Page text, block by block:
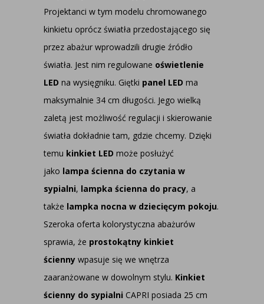
Projektanci w tym modelu chromowanego
kinkietu oprócz światła przedostającego się
przez abażur wprowadzili drugie źródło
światła. Jest nim regulowane oświetlenie
LED na wysięgniku. Giętki panel LED ma
maksymalnie 34 cm długości. Jego wielką
zaletą jest możliwość regulacji i skierowanie
światła dokładnie tam, gdzie chcemy. Dzięki
temu kinkiet LED może posłużyć
jako lampa ścienna do czytania w
sypialni, lampka ścienna do pracy, a
także lampka nocna w dziecięcym pokoju.
Szeroka oferta kolorystyczna abażurów
sprawia, że prostokątny kinkiet
ścienny wpasuje się we wnętrza
zaaranżowane w dowolnym stylu. Kinkiet
ścienny do sypialni CAPRI posiada 25 cm